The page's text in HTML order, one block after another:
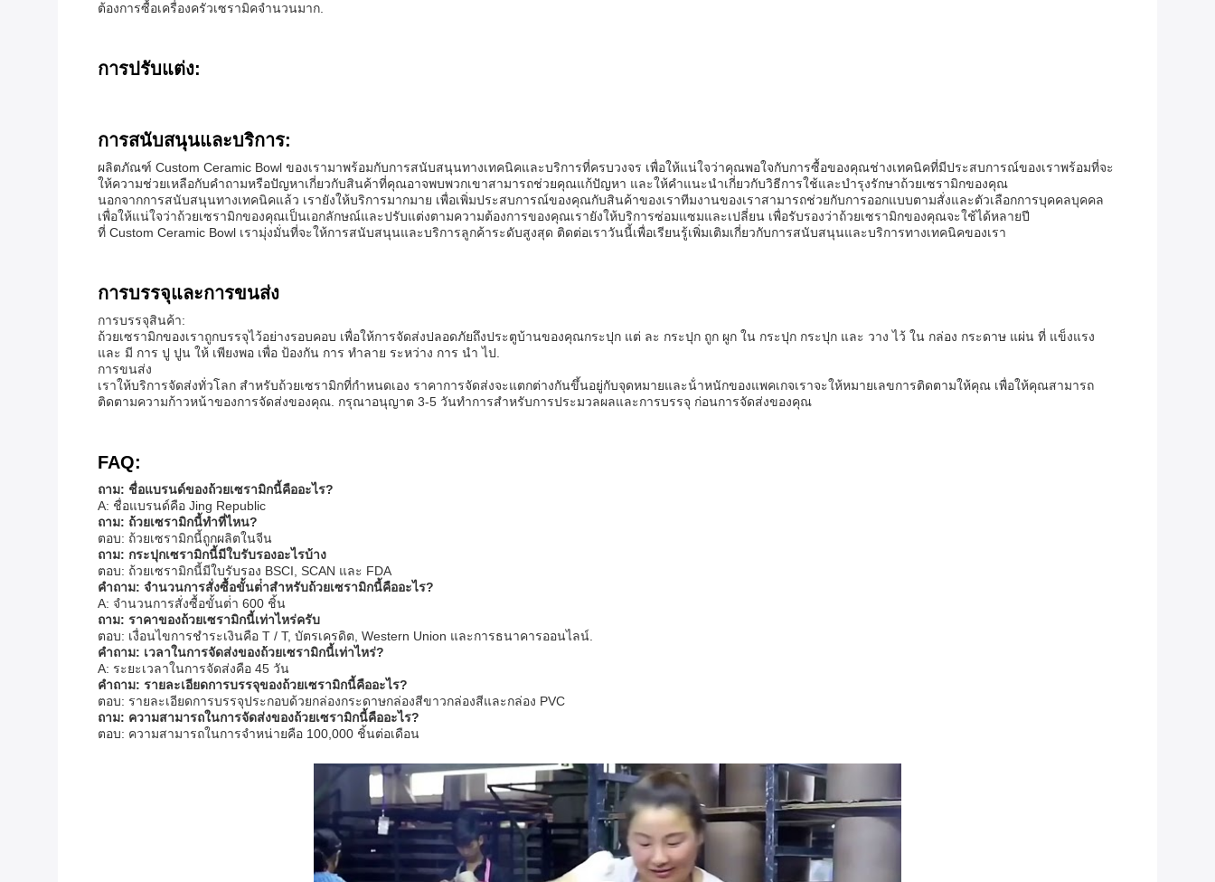
ต้องการซื้อเครื่องครัวเซรามิคจํานวนมาก.
การปรับแต่ง:
การสนับสนุนและบริการ:
ผลิตภัณฑ์ Custom Ceramic Bowl ของเรามาพร้อมกับการสนับสนุนทางเทคนิคและบริการที่ครบวงจร เพื่อให้แน่ใจว่าคุณพอใจกับการซื้อของคุณช่างเทคนิคที่มีประสบการณ์ของเราพร้อมที่จะ
ให้ความช่วยเหลือกับคําถามหรือปัญหาเกี่ยวกับสินค้าที่คุณอาจพบพวกเขาสามารถช่วยคุณแก้ปัญหา และให้คําแนะนําเกี่ยวกับวิธีการใช้และบํารุงรักษาถ้วยเซรามิกของคุณ
นอกจากการสนับสนุนทางเทคนิคแล้ว เรายังให้บริการมากมาย เพื่อเพิ่มประสบการณ์ของคุณกับสินค้าของเราทีมงานของเราสามารถช่วยกับการออกแบบตามสั่งและตัวเลือกการบุคคลบุคคล
เพื่อให้แน่ใจว่าถ้วยเซรามิกของคุณเป็นเอกลักษณ์และปรับแต่งตามความต้องการของคุณเรายังให้บริการซ่อมแซมและเปลี่ยน เพื่อรับรองว่าถ้วยเซรามิกของคุณจะใช้ได้หลายปี
ที่ Custom Ceramic Bowl เรามุ่งมั่นที่จะให้การสนับสนุนและบริการลูกค้าระดับสูงสุด ติดต่อเราวันนี้เพื่อเรียนรู้เพิ่มเติมเกี่ยวกับการสนับสนุนและบริการทางเทคนิคของเรา
การบรรจุและการขนส่ง
การบรรจุสินค้า:
ถ้วยเซรามิกของเราถูกบรรจุไว้อย่างรอบคอบ เพื่อให้การจัดส่งปลอดภัยถึงประตูบ้านของคุณกระปุก แต่ ละ กระปุก ถูก ผูก ใน กระปุก กระปุก และ วาง ไว้ ใน กล่อง กระดาษ แผ่น ที่ แข็งแรง
และ มี การ ปู ปูน ให้ เพียงพอ เพื่อ ป้องกัน การ ทําลาย ระหว่าง การ นํา ไป.
การขนส่ง
เราให้บริการจัดส่งทั่วโลก สําหรับถ้วยเซรามิกที่กําหนดเอง ราคาการจัดส่งจะแตกต่างกันขึ้นอยู่กับจุดหมายและน้ําหนักของแพคเกจเราจะให้หมายเลขการติดตามให้คุณ เพื่อให้คุณสามารถ
ติดตามความก้าวหน้าของการจัดส่งของคุณ. กรุณาอนุญาต 3-5 วันทําการสําหรับการประมวลผลและการบรรจุ ก่อนการจัดส่งของคุณ
FAQ:
ถาม: ชื่อแบรนด์ของถ้วยเซรามิกนี้คืออะไร?
A: ชื่อแบรนด์คือ Jing Republic
ถาม: ถ้วยเซรามิกนี้ทําที่ไหน?
ตอบ: ถ้วยเซรามิกนี้ถูกผลิตในจีน
ถาม: กระปุกเซรามิกนี้มีใบรับรองอะไรบ้าง
ตอบ: ถ้วยเซรามิกนี้มีใบรับรอง BSCI, SCAN และ FDA
คําถาม: จํานวนการสั่งซื้อขั้นต่ําสําหรับถ้วยเซรามิกนี้คืออะไร?
A: จํานวนการสั่งซื้อขั้นต่ํา 600 ชิ้น
ถาม: ราคาของถ้วยเซรามิกนี้เท่าไหร่ครับ
ตอบ: เงื่อนไขการชําระเงินคือ T / T, บัตรเครดิต, Western Union และการธนาคารออนไลน์.
คําถาม: เวลาในการจัดส่งของถ้วยเซรามิกนี้เท่าไหร่?
A: ระยะเวลาในการจัดส่งคือ 45 วัน
คําถาม: รายละเอียดการบรรจุของถ้วยเซรามิกนี้คืออะไร?
ตอบ: รายละเอียดการบรรจุประกอบด้วยกล่องกระดาษกล่องสีขาวกล่องสีและกล่อง PVC
ถาม: ความสามารถในการจัดส่งของถ้วยเซรามิกนี้คืออะไร?
ตอบ: ความสามารถในการจําหน่ายคือ 100,000 ชิ้นต่อเดือน